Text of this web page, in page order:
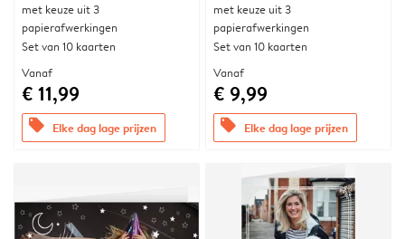
met keuze uit 3
papierafwerkingen
Set van 10 kaarten
Vanaf
€ 11,99
offers Elke dag lage prijzen
met keuze uit 3
papierafwerkingen
Set van 10 kaarten
Vanaf
€ 9,99
offers Elke dag lage prijzen